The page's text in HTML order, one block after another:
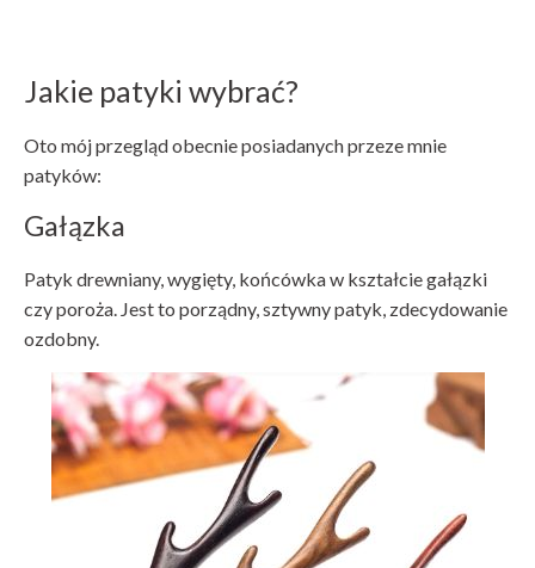
Jakie patyki wybrać?
Oto mój przegląd obecnie posiadanych przeze mnie
patyków:
Gałązka
Patyk drewniany, wygięty, końcówka w kształcie gałązki
czy poroża. Jest to porządny, sztywny patyk, zdecydowanie
ozdobny.